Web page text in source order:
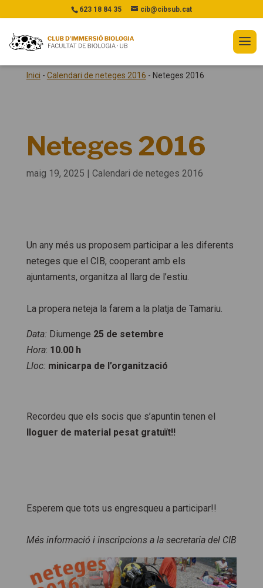
623 18 84 35 cib@cibsub.cat
Inici - Calendari de neteges 2016 - Neteges 2016
Neteges 2016
maig 19, 2025 | Calendari de neteges 2016
Un any més us proposem participar a les diferents
neteges que el CIB, cooperant amb els
ajuntaments, organitza al llarg de l’estiu.
La propera neteja la farem a la platja de Tamariu.
Data: Diumenge 25 de setembre
Hora: 10.00 h
Lloc: minicarpa de l’organització
Recordeu que els socis que s’apuntin tenen el
lloguer de material pesat gratuït!!
Esperem que tots us engresqueu a participar!!
Més informació i inscripcions a la secretaria del CIB